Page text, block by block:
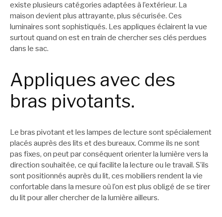
existe plusieurs catégories adaptées à l’extérieur. La
maison devient plus attrayante, plus sécurisée. Ces
luminaires sont sophistiqués. Les appliques éclairent la vue
surtout quand on est en train de chercher ses clés perdues
dans le sac.
Appliques avec des
bras pivotants.
Le bras pivotant et les lampes de lecture sont spécialement
placés auprès des lits et des bureaux. Comme ils ne sont
pas fixes, on peut par conséquent orienter la lumière vers la
direction souhaitée, ce qui facilite la lecture ou le travail. S’ils
sont positionnés auprès du lit, ces mobiliers rendent la vie
confortable dans la mesure où l’on est plus obligé de se tirer
du lit pour aller chercher de la lumière ailleurs.